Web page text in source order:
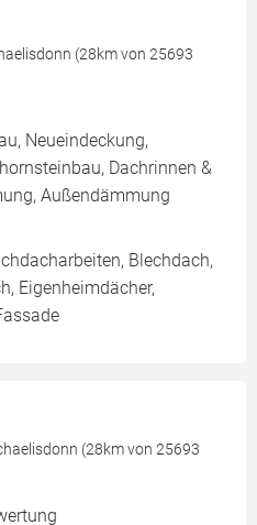
(28km von 25693
Neueindeckung,
Dachrinnen &
Außendämmung
Blechdach,
Eigenheimdächer,
(28km von 25693